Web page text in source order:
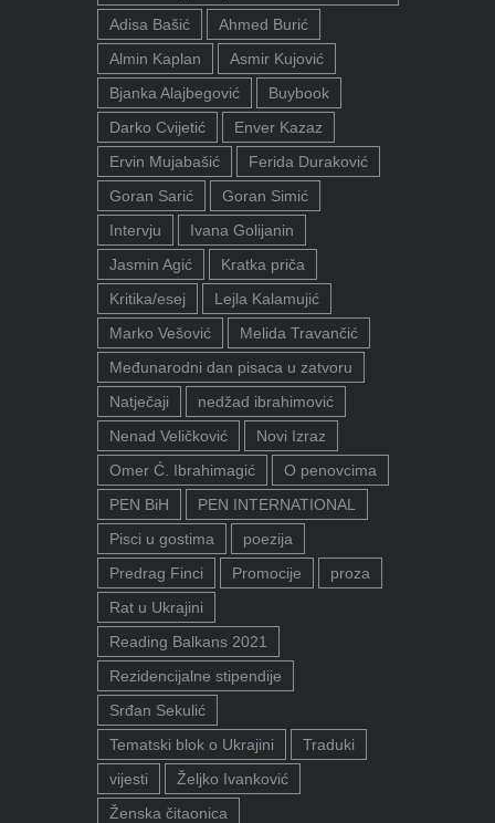
Adisa Bašić
Ahmed Burić
Almin Kaplan
Asmir Kujović
Bjanka Alajbegović
Buybook
Darko Cvijetić
Enver Kazaz
Ervin Mujabašić
Ferida Duraković
Goran Sarić
Goran Simić
Intervju
Ivana Golijanin
Jasmin Agić
Kratka priča
Kritika/esej
Lejla Kalamujić
Marko Vešović
Melida Travančić
Međunarodni dan pisaca u zatvoru
Natječaji
nedžad ibrahimović
Nenad Veličković
Novi Izraz
Omer Ć. Ibrahimagić
O penovcima
PEN BiH
PEN INTERNATIONAL
Pisci u gostima
poezija
Predrag Finci
Promocije
proza
Rat u Ukrajini
Reading Balkans 2021
Rezidencijalne stipendije
Srđan Sekulić
Tematski blok o Ukrajini
Traduki
vijesti
Željko Ivanković
Ženska čitaonica